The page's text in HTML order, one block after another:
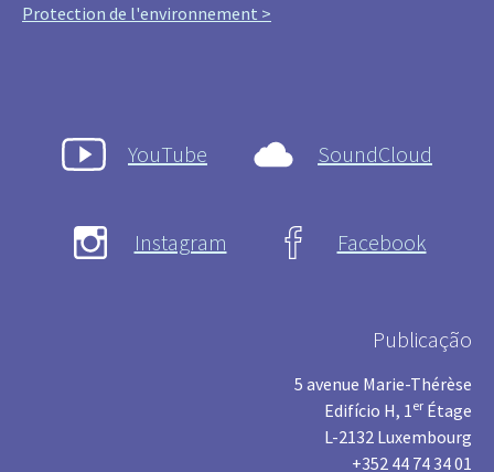
Protection de l'environnement >
YouTube SoundCloud
Instagram Facebook
Publicação
5 avenue Marie-Thérèse
Edifício H, 1 er Étage
L-2132 Luxembourg
+352 44 74 34 01